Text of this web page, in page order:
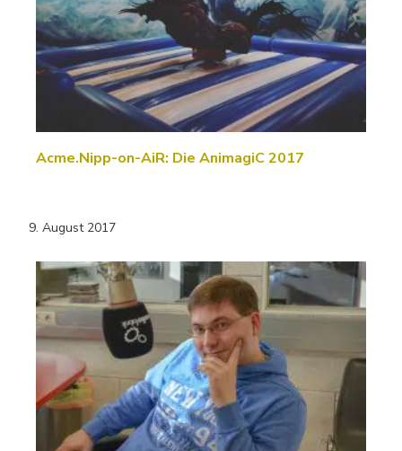
Acme.Nipp-on-AiR: Die AnimagiC 2017
9. August 2017